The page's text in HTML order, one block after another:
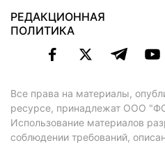
РЕДАКЦИОННАЯ
ПОЛИТИКА
Все права на материалы,
ресурсе, принадлежат ООО
Использование материалов
соблюдении требований,